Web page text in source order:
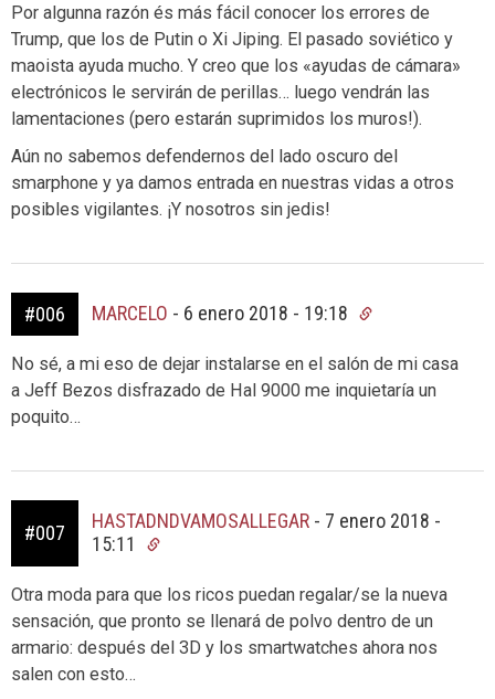
Por algunna razón és más fácil conocer los errores de
Trump, que los de Putin o Xi Jiping. El pasado soviético y
maoista ayuda mucho. Y creo que los «ayudas de cámara»
electrónicos le servirán de perillas… luego vendrán las
lamentaciones (pero estarán suprimidos los muros!).
Aún no sabemos defendernos del lado oscuro del
smarphone y ya damos entrada en nuestras vidas a otros
posibles vigilantes. ¡Y nosotros sin jedis!
#006 MARCELO - 6 enero 2018 - 19:18
No sé, a mi eso de dejar instalarse en el salón de mi casa
a Jeff Bezos disfrazado de Hal 9000 me inquietaría un
poquito…
#007
HASTADNDVAMOSALLEGAR - 7 enero 2018 -
15:11
Otra moda para que los ricos puedan regalar/se la nueva
sensación, que pronto se llenará de polvo dentro de un
armario: después del 3D y los smartwatches ahora nos
salen con esto…